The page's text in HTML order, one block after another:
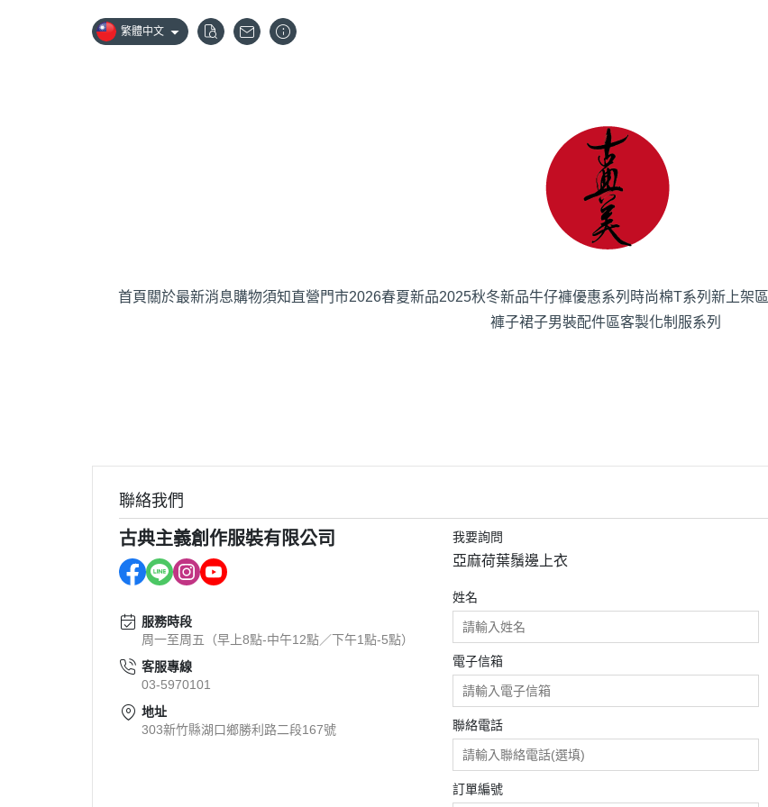
繁體中文
首頁 關於最新消息購物須知直營門市2026春夏新品2025秋冬新品牛仔褲優惠系列 時尚棉T系列 新上架區
褲子裙子男裝配件區客製化制服系列
聯絡我們
古典主義創作服裝有限公司
服務時段
周一至周五（早上8點-中午12點／下午1點-5點）
客服專線
03-5970101
地址
303新竹縣湖口鄉勝利路二段167號
我要詢問
亞麻荷葉鬚邊上衣
姓名
電子信箱
聯絡電話
訂單編號